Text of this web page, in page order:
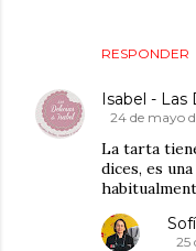
RESPONDER
Isabel - Las
24 de mayo
La tarta
dices, es
25